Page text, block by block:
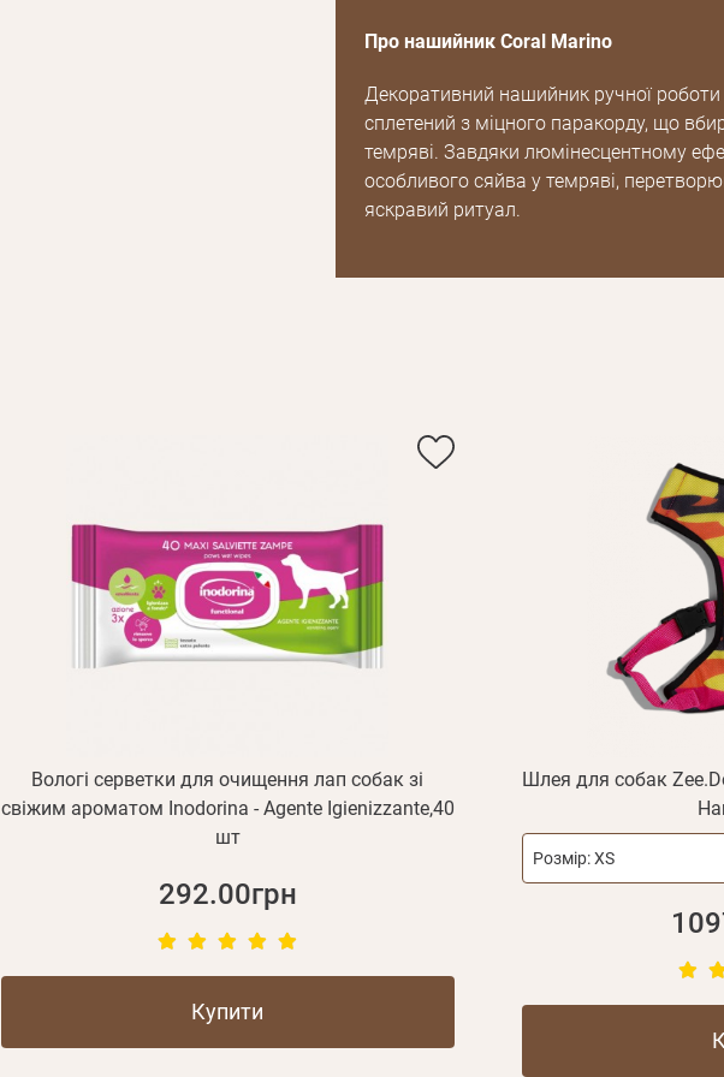
Про нашийник Coral Marino
Декоративний нашийник ручної роботи
сплетений з міцного паракорду, що
темряві. Завдяки люмінесцентному
особливого сяйва у темряві,
яскравий ритуал.
Вологі серветки для очищення лап собак зі
свіжим ароматом Inodorina - Agente Igienizzante,40
шт
292.00грн
Купити
Шлея для собак
Розмір:XS